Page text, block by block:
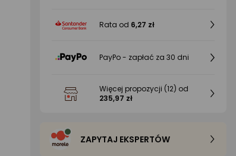
Rata od 6,27 zł
PayPo - zapłać za 30 dni
Więcej propozycji (12) od
235,97 zł
ZAPYTAJ EKSPERTÓW